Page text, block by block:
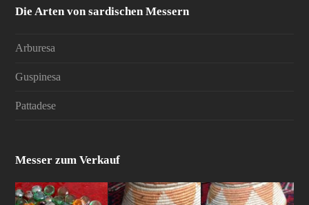
Die Arten von sardischen Messern
Arburesa
Guspinesa
Pattadese
Messer zum Verkauf